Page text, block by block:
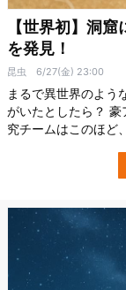
【世界初】洞
を発見！
昆虫 6/27(金) 23:00
まるで異世界のよう
がいたとしたら？
究チームはこのほど
した。 すでに目は
ます。 その代わり